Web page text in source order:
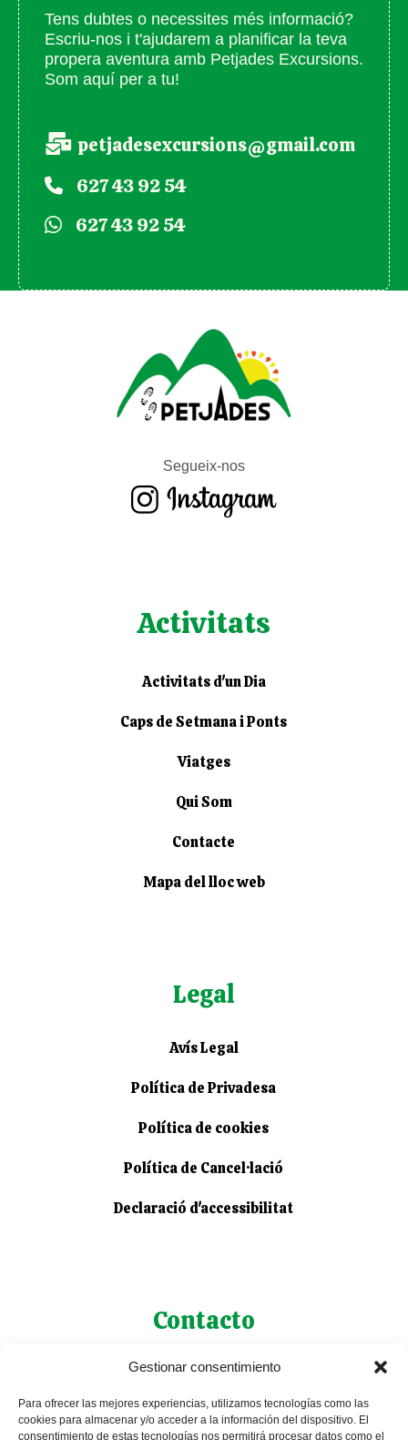
Gestionar consentimiento
Para ofrecer las mejores experiencias, utilizamos tecnologías como las
cookies para almacenar y/o acceder a la información del dispositivo. El
consentimiento de estas tecnologías nos permitirá procesar datos como el
Tens dubtes o necessites més informació?
Escriu-nos i t'ajudarem a planificar la teva
propera aventura amb Petjades Excursions.
Som aquí per a tu!
petjadesexcursions@gmail.com
627 43 92 54
627 43 92 54
Segueix-nos
Activitats
Activitats d'un Dia
Caps de Setmana i Ponts
Viatges
Qui Som
Contacte
Mapa del lloc web
Legal
Avís Legal
Política de Privadesa
Política de cookies
Política de Cancel·lació
Declaració d'accessibilitat
Contacto
627 43 92 54
627 43 92 54